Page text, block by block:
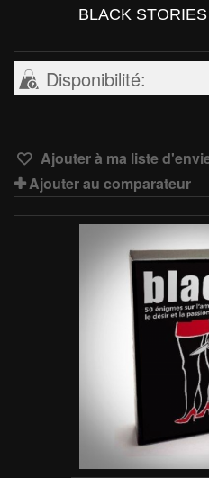
BLACK
Disponibilité:
Ajouter à ma liste
Ajouter au comparateur